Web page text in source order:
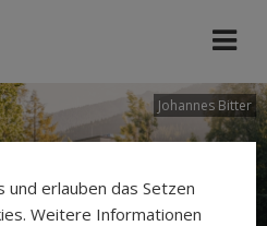
Johannes Bitter
und erlauben das Setzen
Weitere Informationen